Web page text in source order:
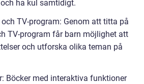
ha kul samtidigt.
TV-program: Genom att titta på
TV-program får barn möjlighet att
och utforska olika teman på
Böcker med interaktiva funktioner